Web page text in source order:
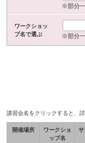
※部分
ワークショッ
プ名で選ぶ
※部分
講習会名をクリックすると、
開催場所
ワークショ
ップ名
サ